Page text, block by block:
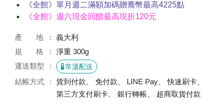
《全館》單月週二滿額加碼贈蕎幣最高4225點
《全館》週六現金回饋最高現折120元
產 地
義大利
規 格
淨重 300g
運送類型
常溫配送
結帳方式
貨到付款、 免付款、 LINE Pay、 快速刷卡、
第三方支付刷卡、 銀行轉帳、 超商取貨付款